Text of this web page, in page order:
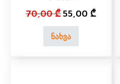
70,00₾ Original price
55,00 ₾
ნახვა